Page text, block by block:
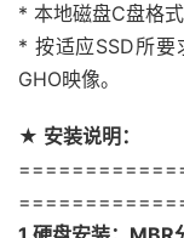
* 本地磁盘C盘格
* 按适应SSD所要
GHO映像。
★ 安装说明：